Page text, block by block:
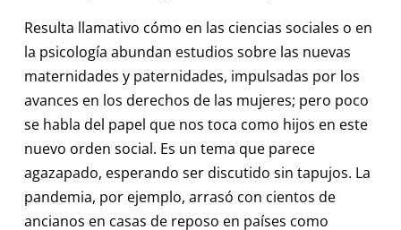
Resulta llamativo cómo en las ciencias sociales o en
la psicología abundan estudios sobre las nuevas
maternidades y paternidades, impulsadas por los
avances en los derechos de las mujeres; pero poco
se habla del papel que nos toca como hijos en este
nuevo orden social. Es un tema que parece
agazapado, esperando ser discutido sin tapujos. La
pandemia, por ejemplo, arrasó con cientos de
ancianos en casas de reposo en países como